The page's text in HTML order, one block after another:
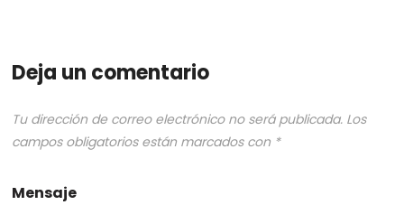
Deja un comentario
Tu dirección de correo electrónico no será publicada. Los
campos obligatorios están marcados con *
Mensaje